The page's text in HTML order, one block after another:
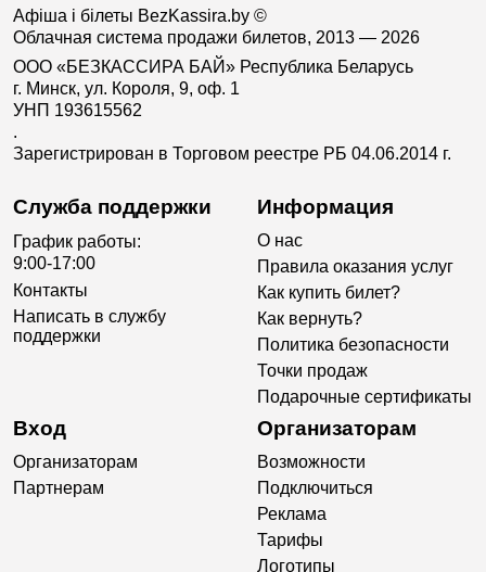
Афіша і білеты BezKassira.by ©
Облачная система продажи билетов, 2013 — 2026
ООО «БЕЗКАССИРА БАЙ» Республика Беларусь
г. Минск, ул. Короля, 9, оф. 1
УНП 193615562
.
Зарегистрирован в Торговом реестре РБ 04.06.2014 г.
Служба поддержки
График работы:
9:00-17:00
Контакты
Написать в службу
поддержки
Информация
О нас
Правила оказания услуг
Как купить билет?
Как вернуть?
Политика безопасности
Точки продаж
Подарочные сертификаты
Вход
Организаторам
Партнерам
Организаторам
Возможности
Подключиться
Реклама
Тарифы
Логотипы